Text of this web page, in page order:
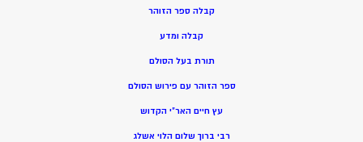
קבלה ספר הזוהר
קבלה ומדע
תורת בעל הסולם
ספר הזוהר עם פירוש הסולם
עץ חיים האר”י הקדוש
רבי ברוך שלום הלוי אשלג